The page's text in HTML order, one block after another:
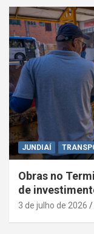
JUNDIAÍ
Obras no
de
3 de julho de 2026